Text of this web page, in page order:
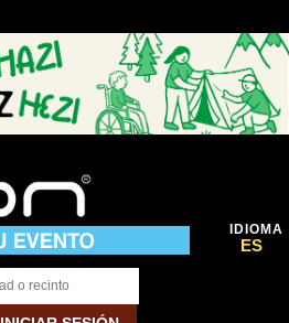
IDIOMA
ES